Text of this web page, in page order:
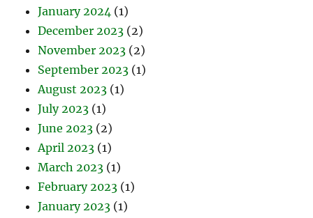
January 2024 (1)
December 2023 (2)
November 2023 (2)
September 2023 (1)
August 2023 (1)
July 2023 (1)
June 2023 (2)
April 2023 (1)
March 2023 (1)
February 2023 (1)
January 2023 (1)